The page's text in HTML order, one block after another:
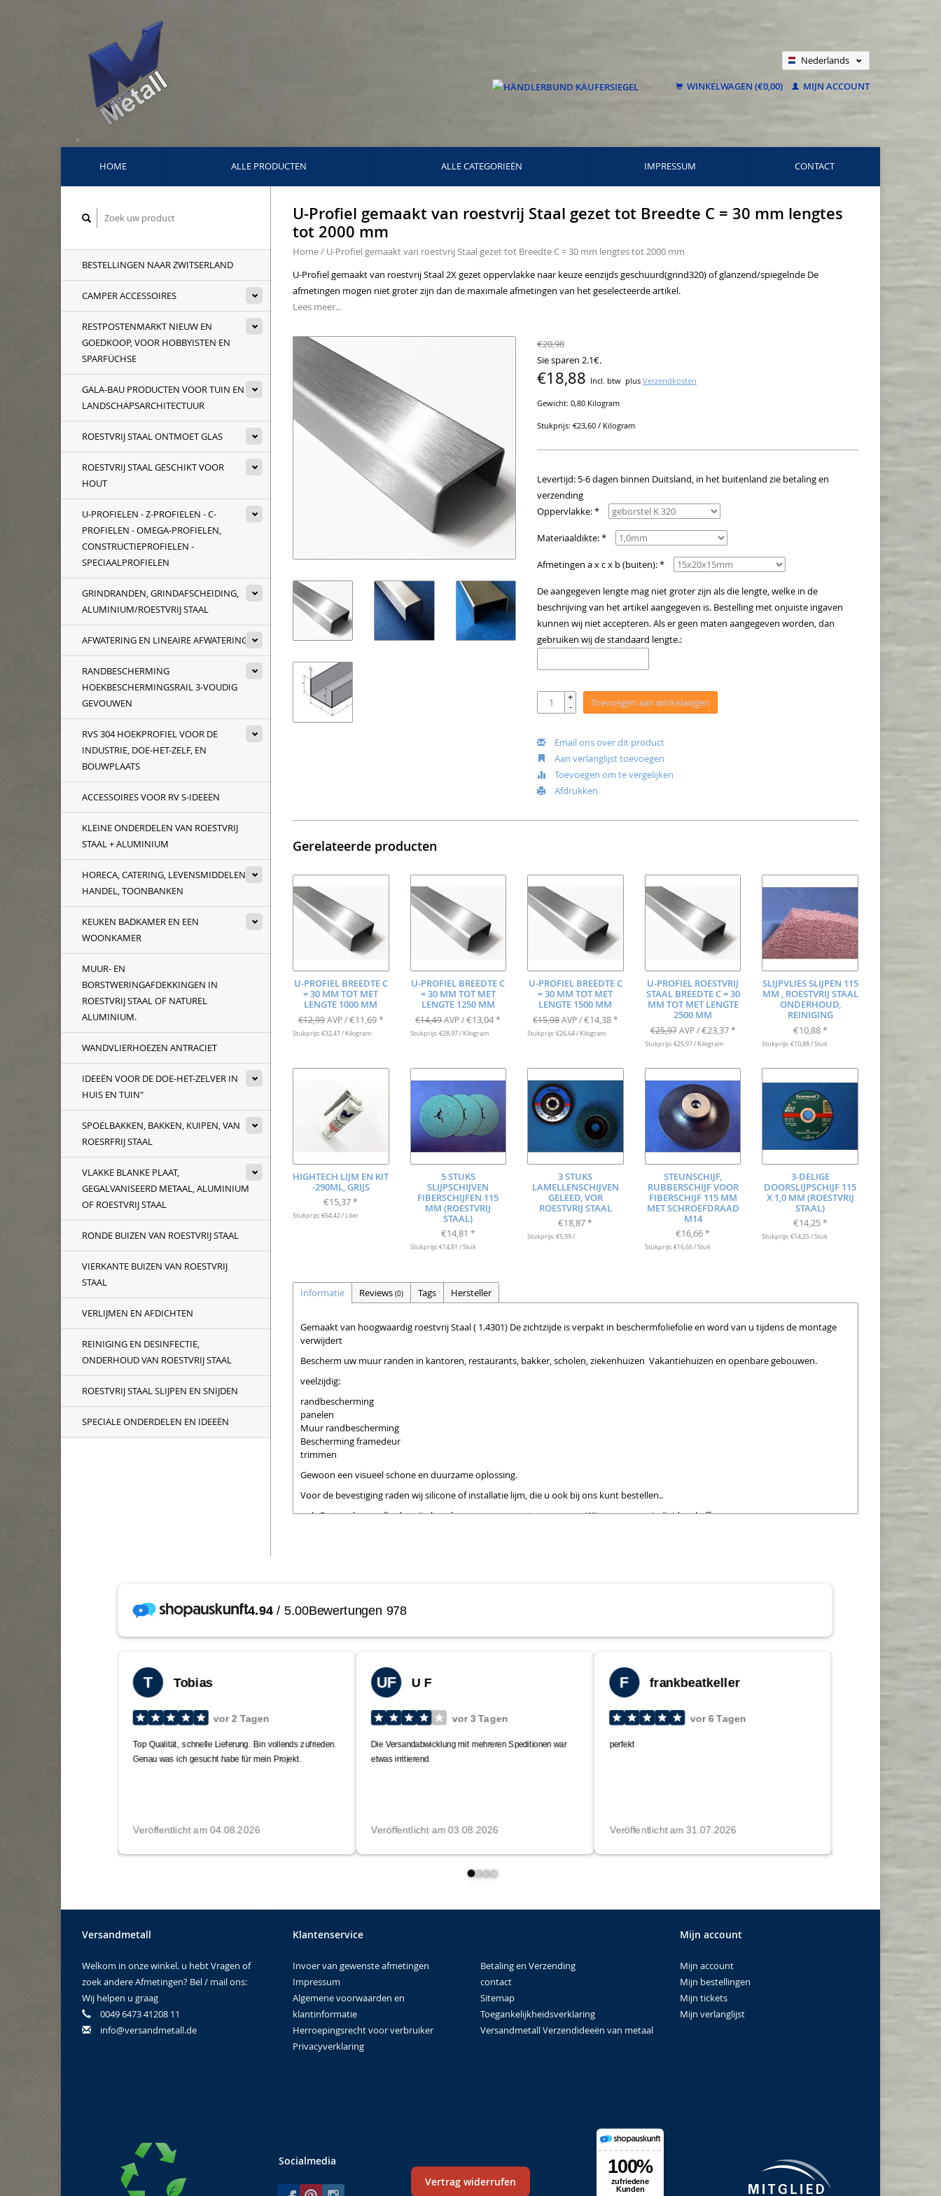
Nederlands
Français
WINKELWAGEN (€0,00) MIJN ACCOUNT
HOME ALLE PRODUCTEN ALLE CATEGORIEËN IMPRESSUM CONTACT
BESTELLINGEN NAAR ZWITSERLAND
CAMPER ACCESSOIRES
RESTPOSTENMARKT NIEUW EN
GOEDKOOP, VOOR HOBBYISTEN EN
SPARFÜCHSE
GALA-BAU PRODUCTEN VOOR TUIN EN
LANDSCHAPSARCHITECTUUR
ROESTVRIJ STAAL ONTMOET GLAS
ROESTVRIJ STAAL GESCHIKT VOOR
HOUT
U-PROFIELEN - Z-PROFIELEN - C-
PROFIELEN - OMEGA-PROFIELEN,
CONSTRUCTIEPROFIELEN -
SPECIAALPROFIELEN
GRINDRANDEN, GRINDAFSCHEIDING,
ALUMINIUM/ROESTVRIJ STAAL
AFWATERING EN LINEAIRE AFWATERING
RANDBESCHERMING
HOEKBESCHERMINGSRAIL 3-VOUDIG
GEVOUWEN
RVS 304 HOEKPROFIEL VOOR DE
INDUSTRIE, DOE-HET-ZELF, EN
BOUWPLAATS
ACCESSOIRES VOOR RV S-IDEEËN
KLEINE ONDERDELEN VAN ROESTVRIJ
STAAL + ALUMINIUM
HORECA, CATERING, LEVENSMIDDELEN
HANDEL, TOONBANKEN
KEUKEN BADKAMER EN EEN
WOONKAMER
MUUR- EN
BORSTWERINGAFDEKKINGEN IN
ROESTVRIJ STAAL OF NATUREL
ALUMINIUM.
WANDVLIERHOEZEN ANTRACIET
IDEEËN VOOR DE DOE-HET-ZELVER IN
HUIS EN TUIN"
SPOELBAKKEN, BAKKEN, KUIPEN, VAN
ROESRFRIJ STAAL
VLAKKE BLANKE PLAAT,
GEGALVANISEERD METAAL, ALUMINIUM
OF ROESTVRIJ STAAL
RONDE BUIZEN VAN ROESTVRIJ STAAL
VIERKANTE BUIZEN VAN ROESTVRIJ
STAAL
VERLIJMEN EN AFDICHTEN
REINIGING EN DESINFECTIE,
ONDERHOUD VAN ROESTVRIJ STAAL
ROESTVRIJ STAAL SLIJPEN EN SNIJDEN
SPECIALE ONDERDELEN EN IDEEËN
U-Profiel gemaakt van roestvrij Staal gezet tot Breedte C = 30 mm lengtes
tot 2000 mm
Home/ U-Profiel gemaakt van roestvrij Staal gezet tot Breedte C = 30 mm lengtes tot 2000 mm
U-Profiel gemaakt van roestvrij Staal 2X gezet oppervlakke naar keuze eenzijds geschuurd(grind320) of glanzend/spiegelnde De
afmetingen mogen niet groter zijn dan de maximale afmetingen van het geselecteerde artikel.
Lees meer...
€20,98
Sie sparen 2.1€.
€18,88 Incl. btw plusVerzendkosten
Gewicht: 0,80 Kilogram
Stukprijs: €23,60 / Kilogram
Levertijd: 5-6 dagen binnen Duitsland, in het buitenland zie betaling en
verzending
Oppervlakke: *
Materiaaldikte: *
Afmetingen a x c x b (buiten): *
De aangegeven lengte mag niet groter zijn als die lengte, welke in de
beschrijving van het artikel aangegeven is. Bestelling met onjuiste ingaven
kunnen wij niet accepteren. Als er geen maten aangegeven worden, dan
gebruiken wij de standaard lengte.:
+
- Toevoegen aan winkelwagen
Email ons over dit product
Aan verlanglijst toevoegen
Toevoegen om te vergelijken
Afdrukken
Gerelateerde producten
U-PROFIEL BREEDTE C
= 30 MM TOT MET
LENGTE 1000 MM
€12,99 AVP /€11,69 *
Stukprijs: €32,47 / Kilogram
U-PROFIEL BREEDTE C
= 30 MM TOT MET
LENGTE 1250 MM
€14,49 AVP / €13,04*
Stukprijs: €28,97 / Kilogram
U-PROFIEL BREEDTE C
= 30 MM TOT MET
LENGTE 1500 MM
€15,98 AVP /€14,38 *
Stukprijs: €26,64 / Kilogram
U-PROFIEL ROESTVRIJ
STAAL BREEDTE C = 30
MM TOT MET LENGTE
2500 MM
€25,97 AVP /€23,37 *
Stukprijs: €25,97 / Kilogram
SLIJPVLIES SLIJPEN 115
MM , ROESTVRIJ STAAL
ONDERHOUD,
REINIGING
€10,88 *
Stukprijs: €10,88 / Stuk
HIGHTECH LIJM EN KIT
-290ML, GRIJS
€15,37*
Stukprijs: €64,42 / Liter
5 STUKS
SLIJPSCHIJVEN
FIBERSCHIJFEN 115
MM (ROESTVRIJ
STAAL)
€14,81 *
Stukprijs: €14,81 / Stuk
3 STUKS
LAMELLENSCHIJVEN
GELEED, VOR
ROESTVRIJ STAAL
€18,87*
Stukprijs: €5,99 /
STEUNSCHIJF,
RUBBERSCHIJF VOOR
FIBERSCHIJF 115 MM
MET SCHROEFDRAAD
M14
€16,66*
Stukprijs: €16,66 / Stuk
3-DELIGE
DOORSLIJPSCHIJF 115
X 1,0 MM (ROESTVRIJ
STAAL)
€14,25 *
Stukprijs: €14,25 / Stuk
Informatie Reviews (0) Tags Hersteller
Gemaakt van hoogwaardig roestvrij Staal ( 1.4301) De zichtzijde is verpakt in beschermfoliefolie en word van u tijdens de montage
verwijdert
Bescherm uw muur randen in kantoren, restaurants, bakker, scholen, ziekenhuizen Vakantiehuizen en openbare gebouwen.
veelzijdig:
randbescherming
panelen
Muur randbescherming
Bescherming framedeur
trimmen
Gewoon een visueel schone en duurzame oplossing.
Voor de bevestiging raden wij silicone of installatie lijm, die u ook bij ons kunt bestellen..
ook Grotere hoeveelheden zijn leverbaar, neem contact op met ons. Wij sturen u uw individueel offerte.
Dimensionale tolerantie: +/- 0,5 mm breed lengtes +/- 2 mm
Versandmetall
Welkom in onze winkel. u hebt Vragen of
zoek andere Afmetingen? Bel / mail ons:
Wij helpen u graag
0049 6473 41208 11
info@versandmetall.de
Klantenservice
Invoer van gewenste afmetingen
Impressum
Algemene voorwaarden en
klantinformatie
Herroepingsrecht voor verbruiker
Privacyverklaring
Betaling en Verzending
contact
Sitemap
Toegankelijkheidsverklaring
Versandmetall Verzendideeën van metaal
Mijn account
Mijn account
Mijn bestellingen
Mijn tickets
Mijn verlanglijst
Socialmedia
Vertrag widerrufen